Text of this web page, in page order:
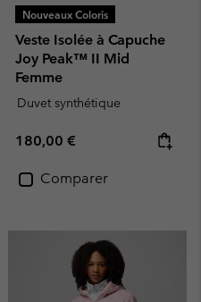
Nouveaux Coloris
Veste Isolée à Capuche
Joy Peak™ II Mid
Femme
Duvet synthétique
Regular price:
180,00 €
Comparer